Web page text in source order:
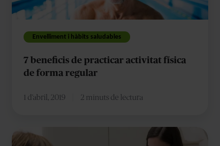
forma
regularEnvelliment i hàbits saludables
7 beneficis de practicar activitat física
de forma regular
1 d’abril, 2019 2 minuts de lectura
Com